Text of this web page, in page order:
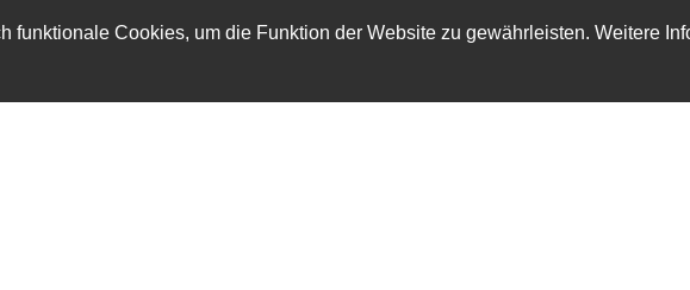
funktionale Cookies, um die Funktion der Website zu gewährleisten. Weitere